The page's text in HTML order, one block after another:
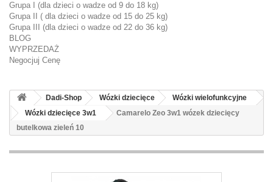
Grupa I (dla dzieci o wadze od 9 do 18 kg)
Grupa II ( dla dzieci o wadze od 15 do 25 kg)
Grupa III (dla dzieci o wadze od 22 do 36 kg)
BLOG
WYPRZEDAŻ
Negocjuj Cenę
Dadi-Shop Wózki dziecięce
Wózki wielofunkcyjne
Wózki dziecięce 3w1
Camarelo Zeo 3w1 wózek dziecięcy
butelkowa zieleń 10